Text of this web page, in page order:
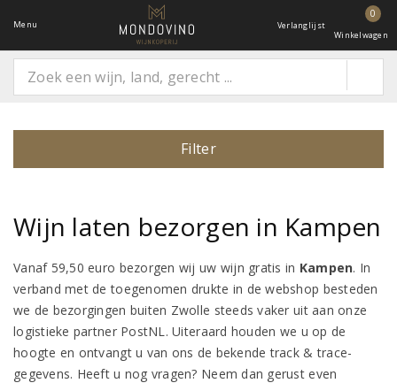
Menu Verlanglijst
0
Winkelwagen
Filter
Wijn laten bezorgen in Kampen
Vanaf 59,50 euro bezorgen wij uw wijn gratis in Kampen. In
verband met de toegenomen drukte in de webshop besteden
we de bezorgingen buiten Zwolle steeds vaker uit aan onze
logistieke partner PostNL. Uiteraard houden we u op de
hoogte en ontvangt u van ons de bekende track & trace-
gegevens. Heeft u nog vragen? Neem dan gerust even